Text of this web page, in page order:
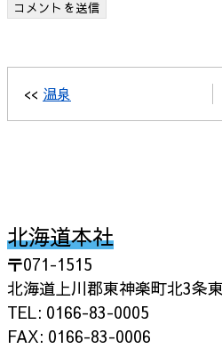
<< 温泉
北海道本社
〒071-1515
北海道上川郡東神楽町北3条
TEL: 0166-83-0005
FAX: 0166-83-0006